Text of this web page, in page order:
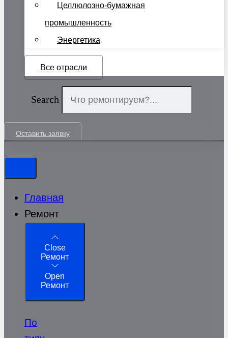
Целлюлозно-бумажная
промышленность
Энергетика
Все отрасли
Search
Оставить заявку
Главная
Ремонт
Close
Ремонт
Open
Ремонт
По